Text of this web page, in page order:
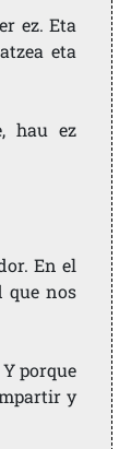
ez. Eta
eta
hau ez
En el
que nos
porque
y